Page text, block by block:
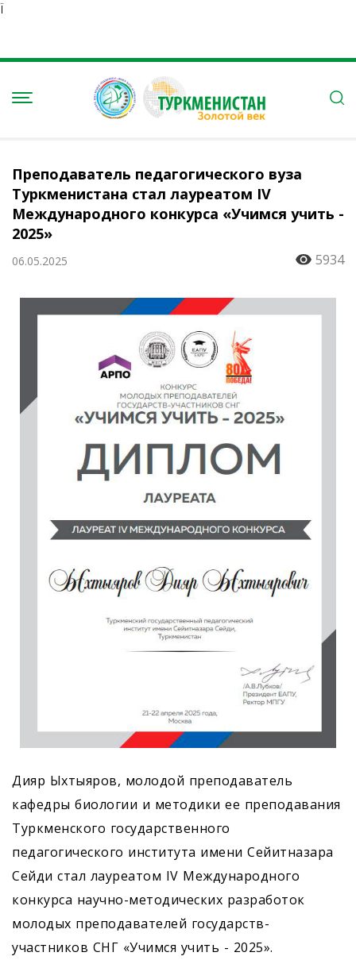
Ï
Преподаватель педагогического вуза
Туркменистана стал лауреатом IV
Международного конкурса «Учимся учить -
2025»
06.05.2025 5934
Дияр Ыхтыяров, молодой преподаватель
кафедры биологии и методики ее преподавания
Туркменского государственного
педагогического института имени Сейитназара
Сейди стал лауреатом IV Международного
конкурса научно-методических разработок
молодых преподавателей государств-
участников СНГ «Учимся учить - 2025».